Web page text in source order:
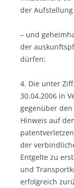
der
– und
der
dürfen;
4. Die unter
30.04.2006 in
gegenüber
Hinweis auf
der
Entgelte zu
und
erfolgreich